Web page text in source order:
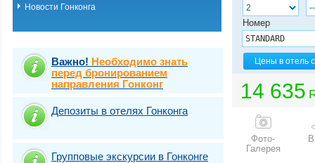
Новости Гонконга
Важно! Необходимо знать
перед бронированием
направления Гонконг
Депозиты в отелях Гонконга
Групповые экскурсии в Гонконге
Номер
Цены в отель
14 635
Фото-
Галерея